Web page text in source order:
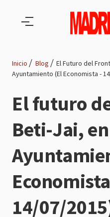
de
navegación
Inicio Blog
El Futuro del
Ayuntamiento (El Economista -
El futuro
Beti-Jai,
14/07/